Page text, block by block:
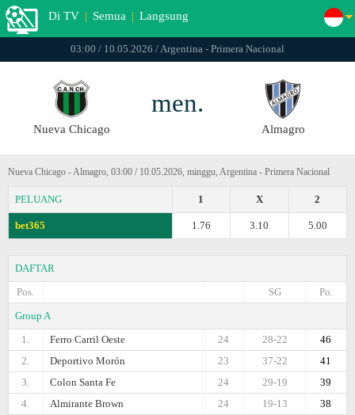
Di TV | Semua | Langsung
03:00 / 10.05.2026 / Argentina - Primera Nacional
Nueva Chicago
men.
Almagro
Nueva Chicago - Almagro, 03:00 / 10.05.2026, minggu, Argentina - Primera Nacional
PELUANG 2
X
1
bet365 5.00
3.10
1.76
DAFTAR
Pos.
Po.
SG
Group A
1.
Ferro Carril Oeste 46
28-22
24
2.
Deportivo Morón 41
37-22
23
3.
Colon Santa Fe 39
29-19
24
4.
Almirante Brown 38
19-13
24